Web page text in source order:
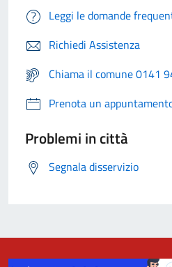
Leggi le domande
Richiedi Assistenza
Chiama il comune 0141
Prenota un
Problemi in città
Segnala disservizio